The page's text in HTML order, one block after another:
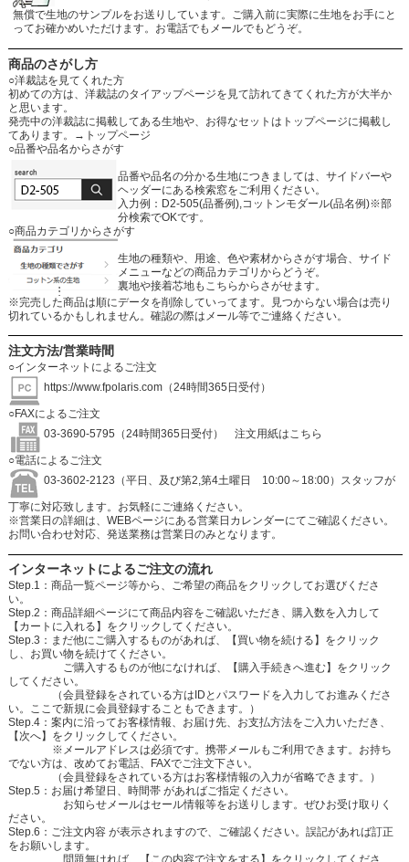
無償で生地のサンプルをお送りしています。ご購入前に実際に生地をお手にと
ってお確かめいただけます。お電話でもメールでもどうぞ。
商品のさがし方
○洋裁誌を見てくれた方
初めての方は、洋裁誌のタイアップページを見て訪れてきてくれた方が大半か
と思います。
発売中の洋裁誌に掲載してある生地や、お得なセットはトップページに掲載し
てあります。
→トップページ
○品番や品名からさがす
品番や品名の分かる生地につきましては、サイドバーや
ヘッダーにある検索窓をご利用ください。
入力例：D2-505(品番例),コットンモダール(品名例)※部
分検索でOKです。
○商品カテゴリからさがす
生地の種類や、用途、色や素材からさがす場合、サイド
メニューなどの商品カテゴリからどうぞ。
裏地や接着芯地もこちらからさがせます。
※完売した商品は順にデータを削除していってます。見つからない場合は売り
切れているかもしれません。確認の際はメール等でご連絡ください。
注文方法/営業時間
○インターネットによるご注文
https://www.fpolaris.com（24時間365日受付）
○FAXによるご注文
03-3690-5795（24時間365日受付）
注文用紙はこちら
○電話によるご注文
03-3602-2123（平日、及び第2,第4土曜日 10:00～18:00）スタッフが
丁寧に対応致します。お気軽にご連絡ください。
※営業日の詳細は、WEBページにある営業日カレンダーにてご確認ください。
お問い合わせ対応、発送業務は営業日のみとなります。
インターネットによるご注文の流れ
Step.1：商品一覧ページ等から、ご希望の商品をクリックしてお選びくださ
い。
Step.2：商品詳細ページにて商品内容をご確認いただき、購入数を入力して
【カートに入れる】をクリックしてください。
Step.3：まだ他にご購入するものがあれば、【買い物を続ける】をクリック
し、お買い物を続けてください。
ご購入するものが他になければ、【購入手続きへ進む】をクリック
してください。
（会員登録をされている方はIDとパスワードを入力してお進みくださ
い。ここで新規に会員登録することもできます。）
Step.4：案内に沿ってお客様情報、お届け先、お支払方法をご入力いただき、
【次へ】をクリックしてください。
※メールアドレスは必須です。携帯メールもご利用できます。お持ち
でない方は、改めてお電話、FAXでご注文下さい。
（会員登録をされている方はお客様情報の入力が省略できます。）
Step.5：お届け希望日、時間帯 があればご指定ください。
お知らせメールはセール情報等をお送りします。ぜひお受け取りく
ださい。
Step.6：ご注文内容 が表示されますので、ご確認ください。誤記があれば訂正
をお願いします。